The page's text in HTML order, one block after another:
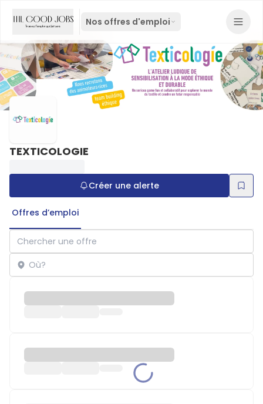
Nos offres d'emploi
TEXTICOLOGIE
Créer une alerte
Offres d’emploi